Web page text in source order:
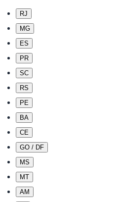
RJ
MG
ES
PR
SC
RS
PE
BA
CE
GO / DF
MS
MT
AM